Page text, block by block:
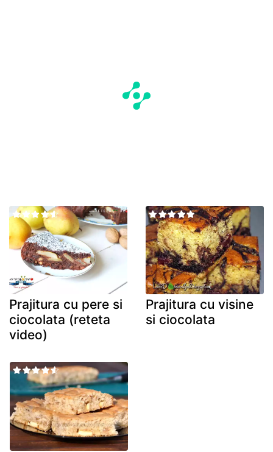
Prajitura cu pere si
ciocolata (reteta
video)
Prajitura cu visine
si ciocolata